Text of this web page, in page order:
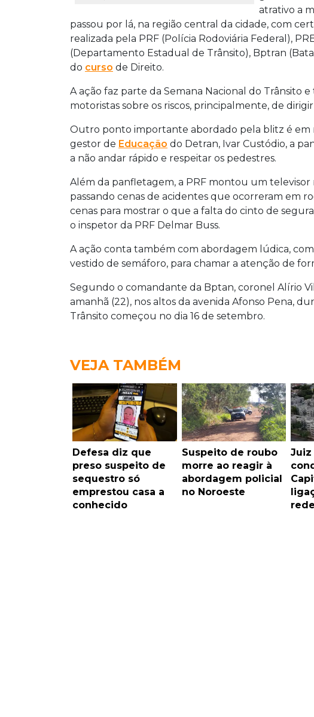
atrativo a
passou por lá, na região central da cidade, com
realizada pela PRF (Polícia Rodoviária Federal),
(Departamento Estadual de Trânsito), Bptran
do curso de Direito.
A ação faz parte da Semana Nacional do Trânsito
motoristas sobre os riscos, principalmente, de
Outro ponto importante abordado pela blitz é em
gestor de Educação do Detran, Ivar Custódio, a
a não andar rápido e respeitar os pedestres.
Além da panfletagem, a PRF montou um televisor
passando cenas de acidentes que ocorreram em
cenas para mostrar o que a falta do cinto de
o inspetor da PRF Delmar Buss.
A ação conta também com abordagem lúdica,
vestido de semáforo, para chamar a atenção de
Segundo o comandante da Bptan, coronel Alírio
amanhã (22), nos altos da avenida Afonso Pena,
Trânsito começou no dia 16 de setembro.
VEJA TAMBÉM
Defesa diz que
preso suspeito de
sequestro só
emprestou casa a
conhecido
Suspeito de roubo
morre ao reagir à
abordagem policial
no Noroeste
Juiz